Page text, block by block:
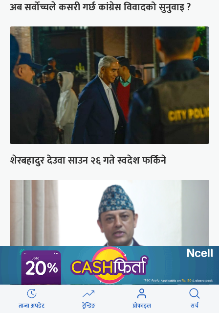
अब सर्वोच्चले कसरी गर्छ कांग्रेस विवादको सुनुवाइ ?
शेरबहादुर देउवा साउन २६ गते स्वदेश फर्किने
ताजा अपडेट ट्रेन्डिङ प्रोफाइल सर्च